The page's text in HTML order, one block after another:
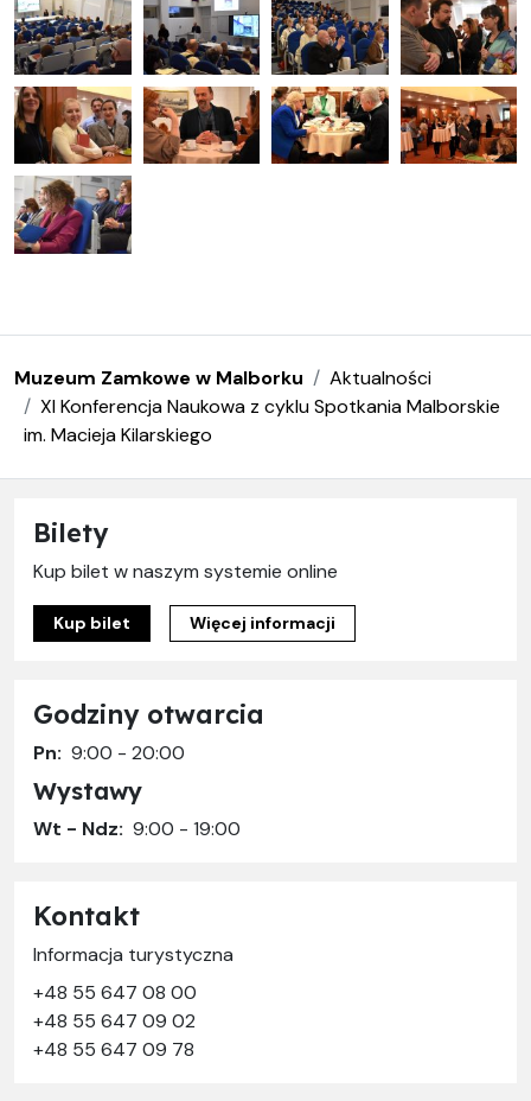
Muzeum Zamkowe w Malborku
Aktualności
XI Konferencja Naukowa z cyklu Spotkania Malborskie
im. Macieja Kilarskiego
Bilety
Kup bilet w naszym systemie online
Kup bilet Więcej informacji
Godziny otwarcia
Pn: 9:00 - 20:00
Wystawy
Wt - Ndz: 9:00 - 19:00
Kontakt
Informacja turystyczna
+48 55 647 08 00
+48 55 647 09 02
+48 55 647 09 78